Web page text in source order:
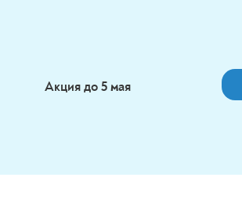
Акция до 5 мая